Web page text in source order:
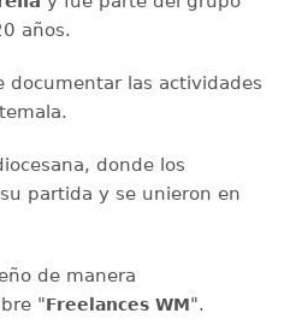
años.
documentar las actividades
donde los
partida y se unieron en
de manera
"Freelances WM".